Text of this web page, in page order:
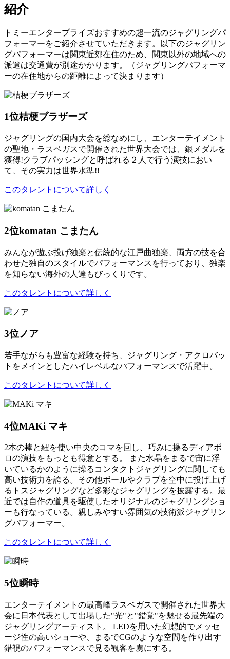
紹介
トミーエンタープライズおすすめの超一流のジャグリングパ
フォーマーをご紹介させていただきます。以下のジャグリン
グパフォーマーは関東近郊在住のため、関東以外の地域への
派遣は交通費が別途かかります。（ジャグリングパフォーマ
ーの在住地からの距離によって決まります）
1位桔梗ブラザーズ
ジャグリングの国内大会を総なめにし、エンターテイメント
の聖地・ラスベガスで開催された世界大会では、銀メダルを
獲得!クラブパッシングと呼ばれる２人で行う演技におい
て、その実力は世界水準!!
このタレントについて詳しく
2位komatan こまたん
みんなが遊ぶ投げ独楽と伝統的な江戸曲独楽、両方の技を合
わせた独自のスタイルでパフォーマンスを行っており、独楽
を知らない海外の人達もびっくりです。
このタレントについて詳しく
3位ノア
若手ながらも豊富な経験を持ち、ジャグリング・アクロバッ
トをメインとしたハイレベルなパフォーマンスで活躍中。
このタレントについて詳しく
4位MAKi マキ
2本の棒と紐を使い中央のコマを回し、巧みに操るディアボ
ロの演技をもっとも得意とする。 また水晶をまるで宙に浮
いているかのように操るコンタクトジャグリングに関しても
高い技術力を誇る。その他ボールやクラブを空中に投げ上げ
るトスジャグリングなど多彩なジャグリングを披露する。最
近では自作の道具を駆使したオリジナルのジャグリングショ
ーも行なっている。親しみやすい雰囲気の技術派ジャグリン
グパフォーマー。
このタレントについて詳しく
5位瞬時
エンターテイメントの最高峰ラスベガスで開催された世界大
会に日本代表として出場した"光"と"錯覚"を魅せる最先端の
ジャグリングアーティスト。 LEDを用いた幻想的でメッセ
ージ性の高いショーや、まるでCGのような空間を作り出す
錯視のパフォーマンスで見る観客を虜にする。